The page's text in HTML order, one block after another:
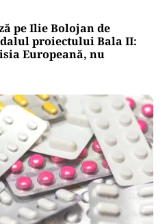
pe Ilie Bolojan de
proiectului Bala II:
Europeană, nu